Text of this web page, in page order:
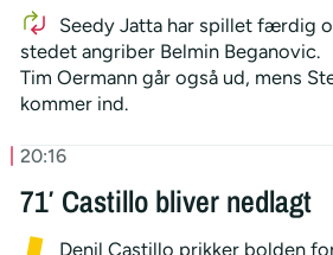
Seedy Jatta har spillet færdig
stedet angriber Belmin Beganovic.
Tim Oermann går også ud, mens
kommer ind.
20:16
71′ Castillo bliver nedlagt
Denil Castillo prikker bolden